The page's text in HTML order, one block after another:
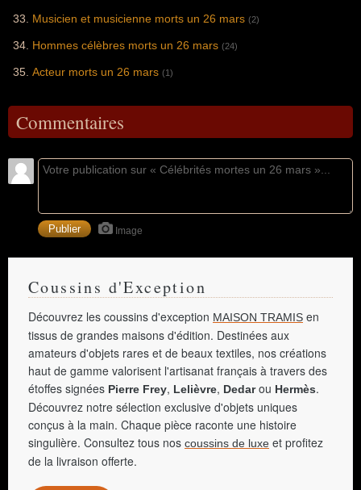
Musicien et musicienne morts un 26 mars (2)
Hommes célèbres morts un 26 mars (24)
Acteur morts un 26 mars (1)
Commentaires
Image
Coussins d'Exception
Découvrez les coussins d'exception MAISON TRAMIS en
tissus de grandes maisons d'édition. Destinées aux
amateurs d'objets rares et de beaux textiles, nos créations
haut de gamme valorisent l'artisanat français à travers des
étoffes signées Pierre Frey, Lelièvre, Dedarou Hermès.
Découvrez notre sélection exclusive d'objets uniques
conçus à la main. Chaque pièce raconte une histoire
singulière. Consultez tous nos coussins de luxe et profitez
de la livraison offerte.